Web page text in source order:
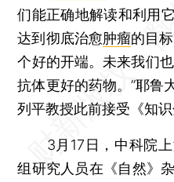
们能正确地解读和利用
达到彻底治愈肿瘤的目
个好的开端。未来我们
抗体更好的药物。”耶鲁
列平教授此前接受《知识
3月17日，中科院上
组研究人员在《自然》